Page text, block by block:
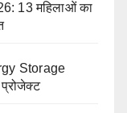
13 महिलाओं का
Storage